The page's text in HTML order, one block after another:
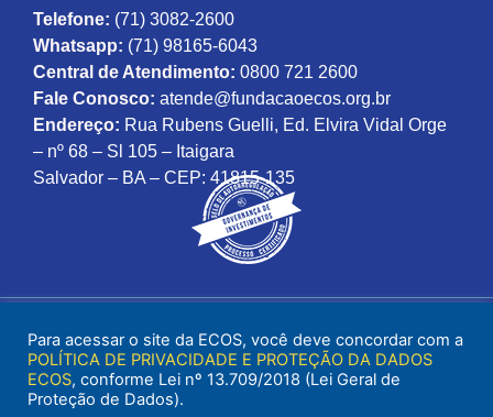
Telefone: (71) 3082-2600
Whatsapp: (71) 98165-6043
Central de Atendimento: 0800 721 2600
Fale Conosco: atende@fundacaoecos.org.br
Endereço: Rua Rubens Guelli, Ed. Elvira Vidal Orge
– nº 68 – Sl 105 – Itaigara
Salvador – BA – CEP: 41815-135
Para acessar o site da ECOS, você deve concordar com a
POLÍTICA DE PRIVACIDADE E PROTEÇÃO DA DADOS
ECOS, conforme Lei nº 13.709/2018 (Lei Geral de
Proteção de Dados).